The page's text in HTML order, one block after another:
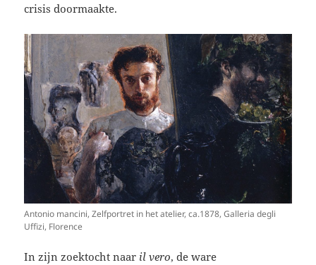
crisis doormaakte.
Antonio mancini, Zelfportret in het atelier, ca.1878, Galleria degli
Uffizi, Florence
In zijn zoektocht naar il vero, de ware